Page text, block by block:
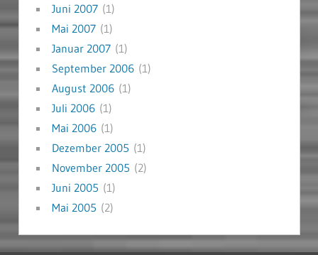
Juni 2007(1)
Mai 2007(1)
Januar 2007(1)
September 2006(1)
August 2006(1)
Juli 2006(1)
Mai 2006(1)
Dezember 2005 (1)
November 2005 (2)
Juni 2005 (1)
Mai 2005 (2)